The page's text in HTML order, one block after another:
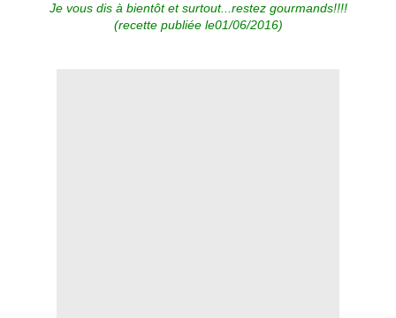
Je vous dis à bientôt et surtout...restez gourmands!!!!
(recette publiée le01/06/2016)